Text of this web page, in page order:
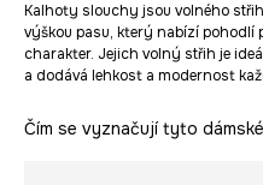
Kalhoty slouchy jsou volného
výškou pasu, který nabízí pohodlí
charakter. Jejich volný střih je
a dodává lehkost a modernost
Čím se vyznačují tyto